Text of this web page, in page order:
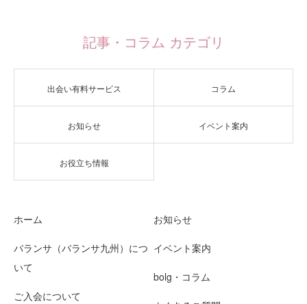
記事・コラム カテゴリ
出会い有料サービス コラム
お知らせ イベント案内
お役立ち情報
ホーム
バランサ（バランサ九州）につ
いて
ご入会について
お知らせ
イベント案内
bolg・コラム